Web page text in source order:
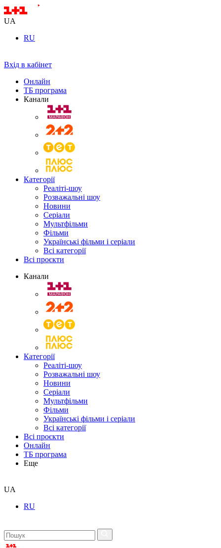
UA
RU
Вхід в кабінет
Онлайн
ТБ програма
Канали
Категорії
Реаліті-шоу
Розважальні шоу
Новини
Серіали
Мультфільми
Фільми
Українські фільми і серіали
Всі категорії
Всі проєкти
Канали
Категорії
Реаліті-шоу
Розважальні шоу
Новини
Серіали
Мультфільми
Фільми
Українські фільми і серіали
Всі категорії
Всі проєкти
Онлайн
ТБ програма
Еще
UA
RU